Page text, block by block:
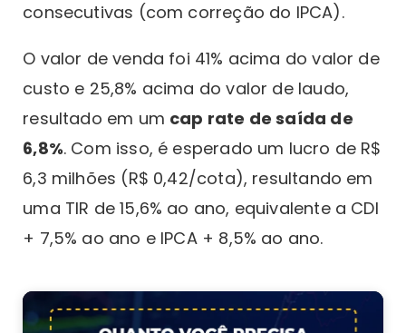
consecutivas (com correção do IPCA).
O valor de venda foi 41% acima do valor de
custo e 25,8% acima do valor de laudo,
resultado em um cap rate de saída de
6,8%. Com isso, é esperado um lucro de R$
6,3 milhões (R$ 0,42/cota), resultando em
uma TIR de 15,6% ao ano, equivalente a CDI
+ 7,5% ao ano e IPCA + 8,5% ao ano.